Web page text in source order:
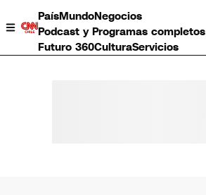
PaísMundoNegocios
Podcast y Programas completos
Futuro 360CulturaServicios